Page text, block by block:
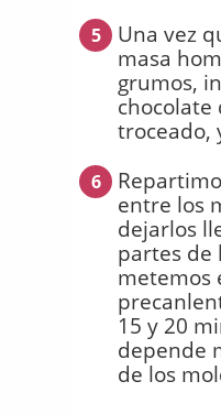
5
Una vez
masa
grumos,
chocolate
troceado,
6
entre los
dejarlos
partes de
metemos
15 y 20
depende
de los